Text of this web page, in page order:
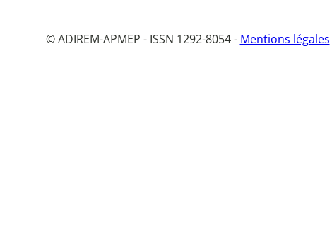
© ADIREM-APMEP - ISSN 1292-8054 - Mentions légales